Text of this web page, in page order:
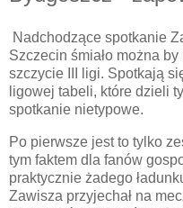
Nadchodzące spotkanie
Szczecin śmiało można
szczycie III ligi. Spotkają
ligowej tabeli, które dzieli
spotkanie nietypowe.
Po pierwsze jest to tylko
tym faktem dla fanów
praktycznie żadego
Zawisza przyjechał na